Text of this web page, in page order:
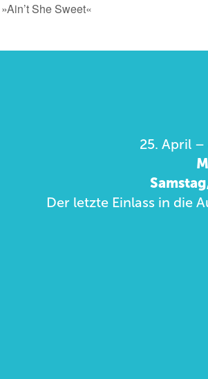
She Sweet«
25. April
Der letzte Einlass in die